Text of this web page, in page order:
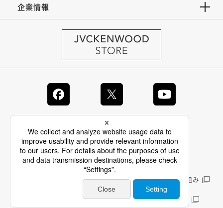
企業情報
JVC Global
情報セキュリティ基本方針
製品安全に関する基本方針 正しい表示への取り組み
サイトのご利用にあたって 個人情報保護方針